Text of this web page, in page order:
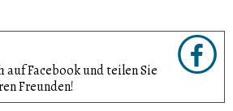
auf Facebook und teilen Sie
Freunden!